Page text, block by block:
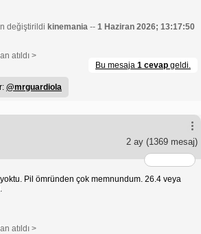
değiştirildi kinemania -- 1 Haziran 2026; 13:17:50
atıldı >
Bu mesaja 1 cevap geldi.
@mrguardiola
2 ay (1369 mesaj)
yoktu. Pil ömründen çok memnundum. 26.4 veya
atıldı >